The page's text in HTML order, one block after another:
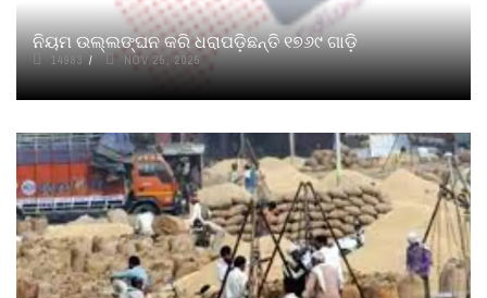
ନିୟମ ଉଲ୍ଲଙ୍ଘନ କରି ଧରାପଡ଼ିଛନ୍ତି ୧୭୬୯ ଗାଡ଼ି
14983 NOV 25, 2025